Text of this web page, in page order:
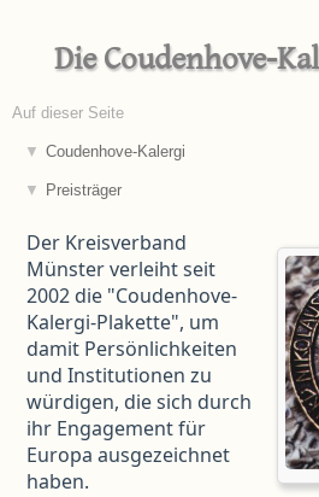
Die Coudenhove-
Auf dieser Seite
Coudenhove-Kalergi
Preisträger
Der Kreisverband
Münster verleiht seit
2002 die "Coudenhove-
Kalergi-Plakette", um
damit Persönlichkeiten
und Institutionen zu
würdigen, die sich durch
ihr Engagement für
Europa ausgezeichnet
haben.